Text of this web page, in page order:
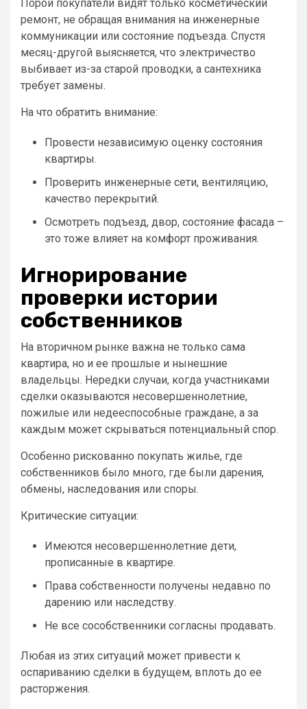
Порой покупатели видят только косметический
ремонт, не обращая внимания на инженерные
коммуникации или состояние подъезда. Спустя
месяц-другой выясняется, что электричество
выбивает из-за старой проводки, а сантехника
требует замены.
На что обратить внимание:
Провести независимую оценку состояния
квартиры.
Проверить инженерные сети, вентиляцию,
качество перекрытий.
Осмотреть подъезд, двор, состояние фасада –
это тоже влияет на комфорт проживания.
Игнорирование
проверки истории
собственников
На вторичном рынке важна не только сама
квартира, но и ее прошлые и нынешние
владельцы. Нередки случаи, когда участниками
сделки оказываются несовершеннолетние,
пожилые или недееспособные граждане, а за
каждым может скрываться потенциальный спор.
Особенно рискованно покупать жилье, где
собственников было много, где были дарения,
обмены, наследования или споры.
Критические ситуации:
Имеются несовершеннолетние дети,
прописанные в квартире.
Права собственности получены недавно по
дарению или наследству.
Не все сособственники согласны продавать.
Любая из этих ситуаций может привести к
оспариванию сделки в будущем, вплоть до ее
расторжения.